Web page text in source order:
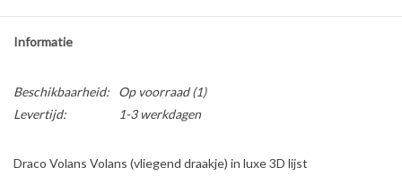
Informatie
Beschikbaarheid: Op voorraad(1)
Levertijd:
1-3 werkdagen
Draco Volans Volans (vliegend draakje) in luxe 3D lijst